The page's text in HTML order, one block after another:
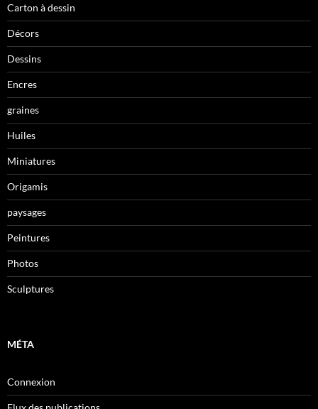
Carton à dessin
Décors
Dessins
Encres
graines
Huiles
Miniatures
Origamis
paysages
Peintures
Photos
Sculptures
MÉTA
Connexion